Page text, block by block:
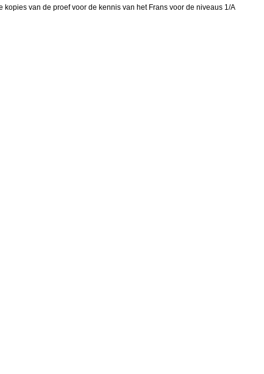
van de proef voor de kennis van het Frans voor de niveaus 1/A